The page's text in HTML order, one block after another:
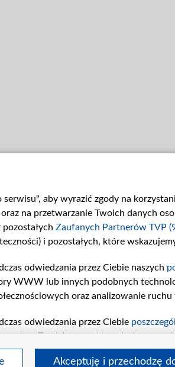
aby wyrazić zgody na
na przetwarzanie Twoich danych
pozostałych Zaufanych Partnerów TVP
i pozostałych, które
odwiedzania przez Ciebie naszych
WWW lub innych podobnych
oraz analizowanie ruchu
odwiedzania przez Ciebie
o Twoich wyszukiwaniach w
TVP
dla realizacji następujących celów
tworzenia profiluAkceptuję i przechodzę